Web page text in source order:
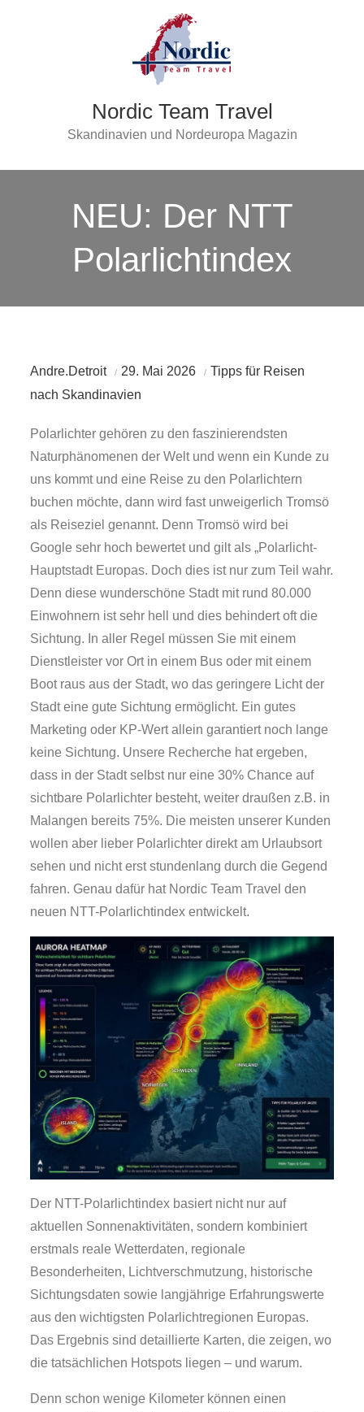
Nordic Team Travel
Skandinavien und Nordeuropa Magazin
NEU: Der NTT
Polarlichtindex
Andre.Detroit 29. Mai 2026
Tipps für Reisen
nach Skandinavien
Polarlichter gehören zu den faszinierendsten
Naturphänomenen der Welt und wenn ein Kunde zu
uns kommt und eine Reise zu den Polarlichtern
buchen möchte, dann wird fast unweigerlich Tromsö
als Reiseziel genannt. Denn Tromsö wird bei
Google sehr hoch bewertet und gilt als „Polarlicht-
Hauptstadt Europas. Doch dies ist nur zum Teil wahr.
Denn diese wunderschöne Stadt mit rund 80.000
Einwohnern ist sehr hell und dies behindert oft die
Sichtung. In aller Regel müssen Sie mit einem
Dienstleister vor Ort in einem Bus oder mit einem
Boot raus aus der Stadt, wo das geringere Licht der
Stadt eine gute Sichtung ermöglicht. Ein gutes
Marketing oder KP-Wert allein garantiert noch lange
keine Sichtung. Unsere Recherche hat ergeben,
dass in der Stadt selbst nur eine 30% Chance auf
sichtbare Polarlichter besteht, weiter draußen z.B. in
Malangen bereits 75%. Die meisten unserer Kunden
wollen aber lieber Polarlichter direkt am Urlaubsort
sehen und nicht erst stundenlang durch die Gegend
fahren. Genau dafür hat Nordic Team Travel den
neuen NTT-Polarlichtindex entwickelt.
Der NTT-Polarlichtindex basiert nicht nur auf
aktuellen Sonnenaktivitäten, sondern kombiniert
erstmals reale Wetterdaten, regionale
Besonderheiten, Lichtverschmutzung, historische
Sichtungsdaten sowie langjährige Erfahrungswerte
aus den wichtigsten Polarlichtregionen Europas.
Das Ergebnis sind detaillierte Karten, die zeigen, wo
die tatsächlichen Hotspots liegen – und warum.
Denn schon wenige Kilometer können einen